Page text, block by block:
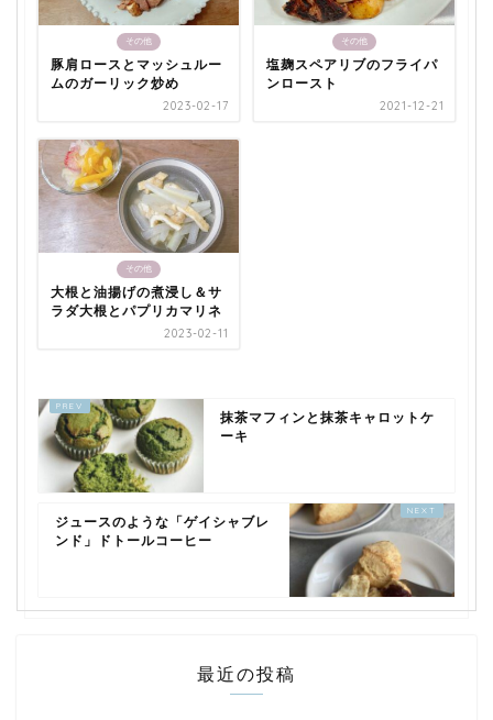
その他
豚肩ロースとマッシュルー
ムのガーリック炒め
2023-02-17
その他
塩麹スペアリブのフライパ
ンロースト
2021-12-21
その他
大根と油揚げの煮浸し＆サ
ラダ大根とパプリカマリネ
2023-02-11
抹茶マフィンと抹茶キャロットケ
ーキ
ジュースのような「ゲイシャブレ
ンド」ドトールコーヒー
最近の投稿